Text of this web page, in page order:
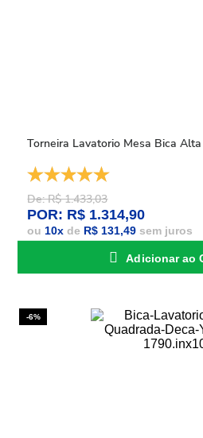
Torneira Lavatorio Mesa Bica
De: R$ 1.433,03
POR: R$ 1.314,90
ou 10x de R$ 131,49 sem juros
Adicionar ao
-6%